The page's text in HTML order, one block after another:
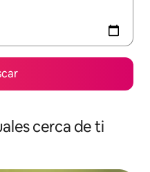
cerca de ti